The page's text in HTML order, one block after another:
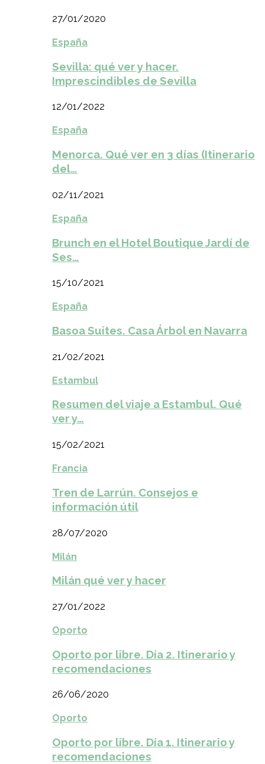
27/01/2020
España
Sevilla: qué ver y hacer.
Imprescindibles de Sevilla
12/01/2022
España
Menorca. Qué ver en 3 días (Itinerario
del…
02/11/2021
España
Brunch en el Hotel Boutique Jardí de
Ses…
15/10/2021
España
Basoa Suites. Casa Árbol en Navarra
21/02/2021
Estambul
Resumen del viaje a Estambul. Qué
ver y…
15/02/2021
Francia
Tren de Larrún. Consejos e
información útil
28/07/2020
Milán
Milán qué ver y hacer
27/01/2022
Oporto
Oporto por libre. Día 2. Itinerario y
recomendaciones
26/06/2020
Oporto
Oporto por libre. Día 1. Itinerario y
recomendaciones